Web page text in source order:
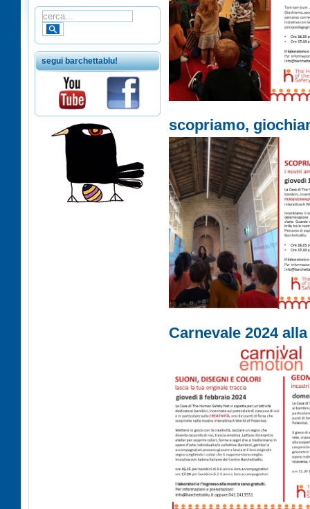
segui barchettablu!
scopriamo,
Carnevale 2024